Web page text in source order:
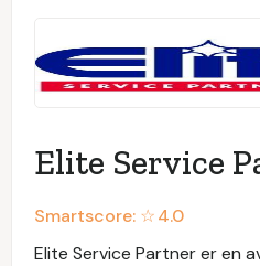
Elite Service
Smartscore: ☆4.0
Elite Service Partner er en